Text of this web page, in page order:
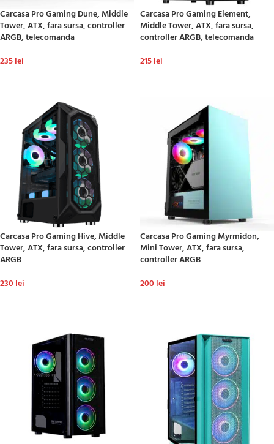
Carcasa Pro Gaming Dune, Middle
Tower, ATX, fara sursa, controller
ARGB, telecomanda
235lei
Carcasa Pro Gaming Element,
Middle Tower, ATX, fara sursa,
controller ARGB, telecomanda
215lei
Carcasa Pro Gaming Hive, Middle
Tower, ATX, fara sursa, controller
ARGB
230 lei
Carcasa Pro Gaming Myrmidon,
Mini Tower, ATX, fara sursa,
controller ARGB
200 lei